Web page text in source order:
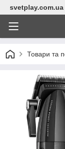
svetplay.com.ua
Товари та